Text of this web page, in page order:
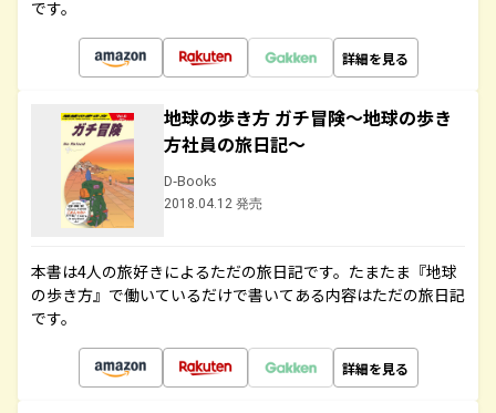
です。
詳細を見る
地球の歩き方 ガチ冒険～地球の歩き
方社員の旅日記～
D-Books
2018.04.12 発売
本書は4人の旅好きによるただの旅日記です。たまたま『地球
の歩き方』で働いているだけで書いてある内容はただの旅日記
です。
詳細を見る